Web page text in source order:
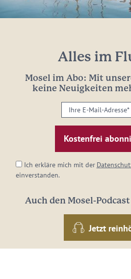
Alles im
Mosel im Abo: Mit
keine Neuigkeiten
Ihre
E-
Mail-
Adresse:
Ich erkläre mich mit der
einverstanden.
Auch den Mosel-
Jetzt